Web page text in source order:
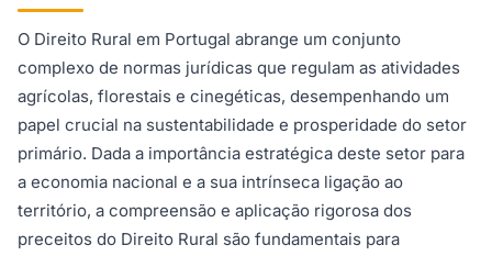
O Direito Rural em Portugal abrange um conjunto
complexo de normas jurídicas que regulam as atividades
agrícolas, florestais e cinegéticas, desempenhando um
papel crucial na sustentabilidade e prosperidade do setor
primário. Dada a importância estratégica deste setor para
a economia nacional e a sua intrínseca ligação ao
território, a compreensão e aplicação rigorosa dos
preceitos do Direito Rural são fundamentais para